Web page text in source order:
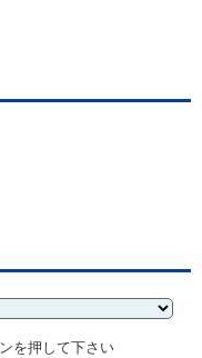
を押して下さい